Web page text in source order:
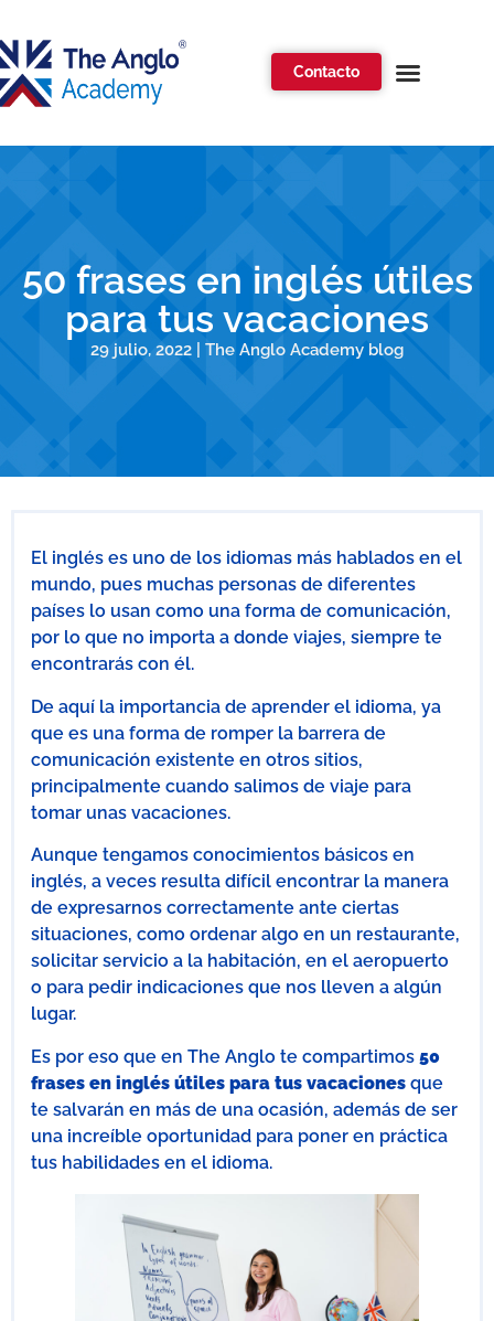
Contacto
50 frases en inglés útiles
para tus vacaciones
29 julio, 2022 | The Anglo Academy blog
El inglés es uno de los idiomas más hablados en el
mundo, pues muchas personas de diferentes
países lo usan como una forma de comunicación,
por lo que no importa a donde viajes, siempre te
encontrarás con él.
De aquí la importancia de aprender el idioma, ya
que es una forma de romper la barrera de
comunicación existente en otros sitios,
principalmente cuando salimos de viaje para
tomar unas vacaciones.
Aunque tengamos conocimientos básicos en
inglés, a veces resulta difícil encontrar la manera
de expresarnos correctamente ante ciertas
situaciones, como ordenar algo en un restaurante,
solicitar servicio a la habitación, en el aeropuerto
o para pedir indicaciones que nos lleven a algún
lugar.
Es por eso que en The Anglo te compartimos 50
frases en inglés útiles para tus vacaciones que
te salvarán en más de una ocasión, además de ser
una increíble oportunidad para poner en práctica
tus habilidades en el idioma.